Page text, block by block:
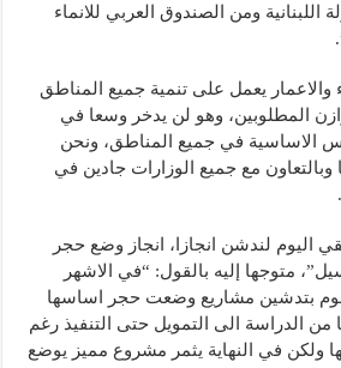
ومن الصندوق العربي للانماء
والاعمار يعمل على تنمية جميع المناطق
المطلوبين، وهو لن يدخر وسعا في
الاساسية في جميع المناطق، ونحن
وبالتعاون مع جميع الوزارات جادين في
اليوم لندشن انجازا، انجاز وضع حجر
متوجها إليه بالقول: “في الاشهر
بتدشين مشاريع وضعت حجر اساسها
من الدراسة الى التمويل حتى التنفيذ رغم
ولكن في النهاية يثمر مشروع مميز يوضع